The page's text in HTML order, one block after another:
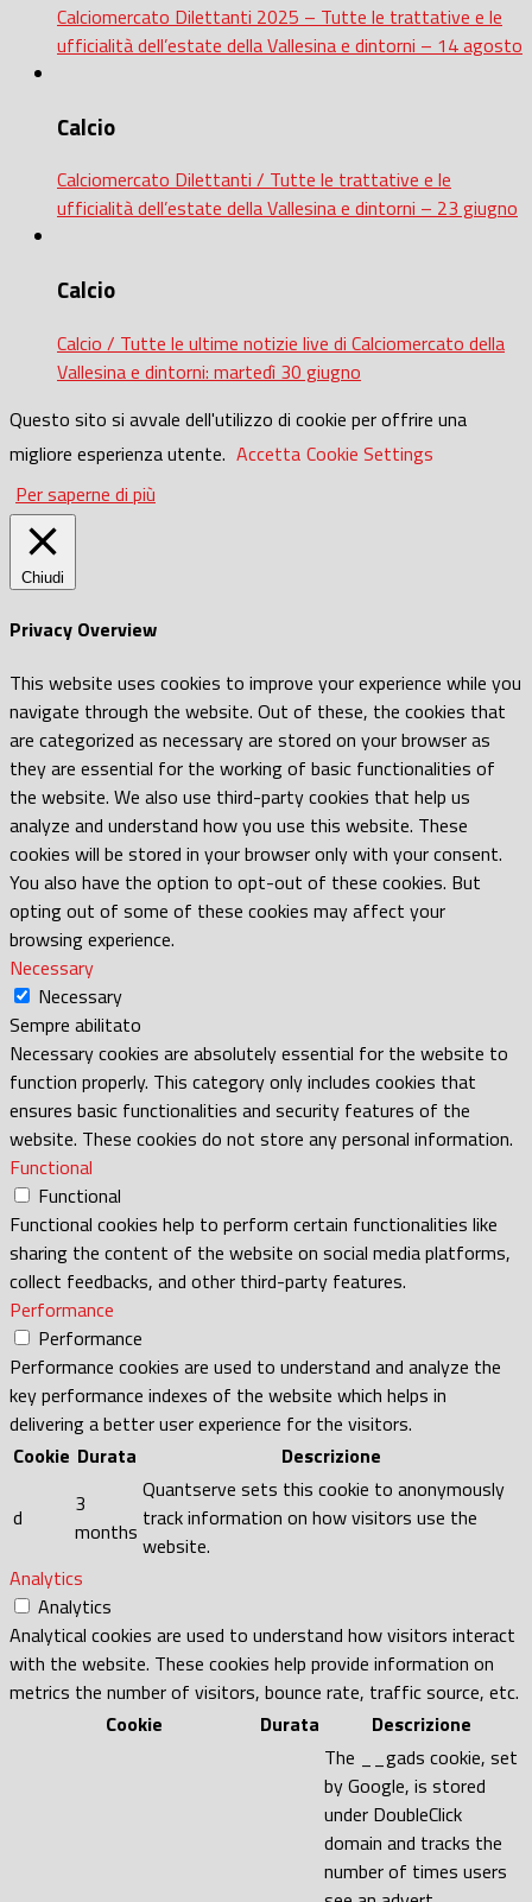
Calciomercato Dilettanti 2025 – Tutte le trattative e le
ufficialità dell’estate della Vallesina e dintorni – 14 agosto
Calcio
Calciomercato Dilettanti / Tutte le trattative e le
ufficialità dell’estate della Vallesina e dintorni – 23 giugno
Calcio
Calcio / Tutte le ultime notizie live di Calciomercato della
Vallesina e dintorni: martedì 30 giugno
Questo sito si avvale dell'utilizzo di cookie per offrire una
migliore esperienza utente. Accetta Cookie Settings
Per saperne di più
Chiudi
Privacy Overview
This website uses cookies to improve your experience while you
navigate through the website. Out of these, the cookies that
are categorized as necessary are stored on your browser as
they are essential for the working of basic functionalities of
the website. We also use third-party cookies that help us
analyze and understand how you use this website. These
cookies will be stored in your browser only with your consent.
You also have the option to opt-out of these cookies. But
opting out of some of these cookies may affect your
browsing experience.
Necessary
Necessary
Sempre abilitato
Necessary cookies are absolutely essential for the website to
function properly. This category only includes cookies that
ensures basic functionalities and security features of the
website. These cookies do not store any personal information.
Functional
Functional
Functional cookies help to perform certain functionalities like
sharing the content of the website on social media platforms,
collect feedbacks, and other third-party features.
Performance
Performance
Performance cookies are used to understand and analyze the
key performance indexes of the website which helps in
delivering a better user experience for the visitors.
Cookie Durata Descrizione
d
3
months
Quantserve sets this cookie to anonymously
track information on how visitors use the
website.
Analytics
Analytics
Analytical cookies are used to understand how visitors interact
with the website. These cookies help provide information on
metrics the number of visitors, bounce rate, traffic source, etc.
Cookie
Durata
Descrizione
The __gads cookie, set
by Google, is stored
under DoubleClick
domain and tracks the
number of times users